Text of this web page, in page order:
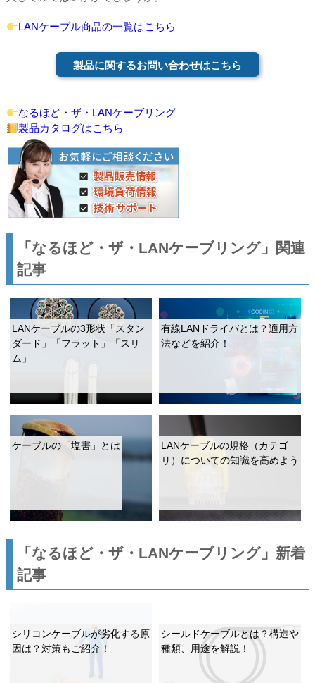
LANケーブル商品の一覧はこちら
製品に関するお問い合わせはこちら
なるほど・ザ・LANケーブリング
製品カタログはこちら
「なるほど・ザ・LANケーブリング」関連
記事
LANケーブルの3形状「スタン
ダード」「フラット」「スリ
ム」
有線LANドライバとは？適用方
法などを紹介！
ケーブルの「塩害」とは
LANケーブルの規格（カテゴ
リ）についての知識を高めよう
「なるほど・ザ・LANケーブリング」新着
記事
シリコンケーブルが劣化する原
因は？対策もご紹介！
シールドケーブルとは？構造や
種類、用途を解説！